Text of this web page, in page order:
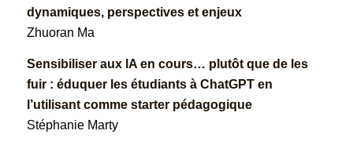
dynamiques, perspectives et enjeux
Zhuoran Ma
Sensibiliser aux lA en cours… plutôt que de les
fuir : éduquer les étudiants à ChatGPT en
l’utilisant comme starter pédagogique
Stéphanie Marty